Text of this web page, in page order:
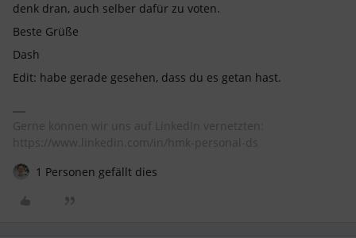
denk dran, auch selber dafür zu voten.
Beste Grüße
Dash
Edit: habe gerade gesehen, dass du es getan hast.
Gerne können wir uns auf LinkedIn vernetzten:
https://www.linkedin.com/in/hmk-personal-ds
1 Personen gefällt dies